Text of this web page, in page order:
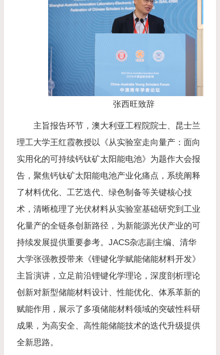
张西旺致辞
主旨报告环节，澳大利亚工程院院士、昆士兰
理工大学王红霞教授以《从实验室走向量产：面向
实用化的可持续钙钛矿太阳能电池》为题作大会报
告，聚焦钙钛矿太阳能电池产业化痛点，系统阐释
了材料优化、工艺迭代、绿色制备等关键核心技
术，清晰梳理了光伏材料从实验室基础研究到工业
化量产的全链条创新路径，为新能源光伏产业的可
持续发展提供重要参考。JACS杂志副主编、清华
大学张强教授带来《锂键化学赋能储能材料开发》
主旨演讲，立足前沿锂键化学理论，深度剖析理论
创新对新型储能材料设计、性能优化、体系革新的
赋能作用，展示了多项储能材料领域的突破性科研
成果，为高安全、高性能储能技术的迭代升级提供
全新思路。